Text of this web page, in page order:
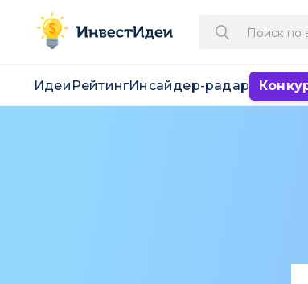
Идеи РейтингИнсайдер-радар